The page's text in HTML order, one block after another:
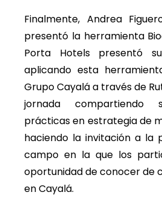
Finalmente, Andrea
presentó la herramienta
Porta Hotels presentó
aplicando esta
Grupo Cayalá a través de
jornada compartiendo
prácticas en estrategia de
haciendo la invitación a la
campo en la que los
oportunidad de conocer de
en Cayalá.